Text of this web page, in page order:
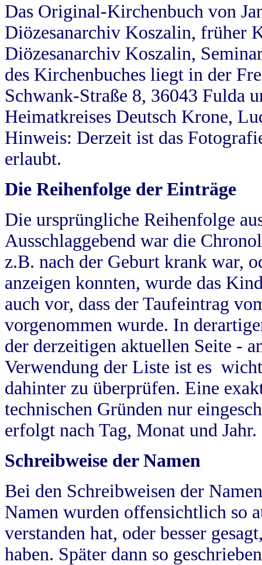
Das Original-Kirchenbuch von
Diözesanarchiv Koszalin, früher
Diözesanarchiv Koszalin,
des Kirchenbuches liegt in der
Schwank-Straße 8, 36043 Fulda
Heimatkreises Deutsch Krone,
Hinweis: Derzeit ist das
erlaubt.
Die Reihenfolge der Einträge
Die ursprüngliche Reihenfolge
Ausschlaggebend war die
z.B. nach der Geburt krank war,
anzeigen konnten, wurde das
auch vor, dass der Taufeintrag
vorgenommen wurde. In
der derzeitigen aktuellen Seite -
Verwendung der Liste ist es
dahinter zu überprüfen. Eine
technischen Gründen nur
erfolgt nach Tag, Monat und Jahr.
Schreibweise der Namen
Bei den Schreibweisen der
Namen wurden offensichtlich so
verstanden hat, oder besser
haben. Später dann so